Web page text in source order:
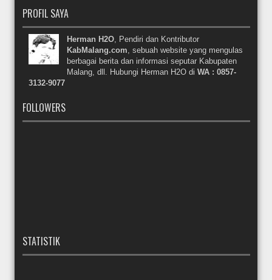
PROFIL SAYA
Herman H2O, Pendiri dan Kontributor
KabMalang.com, sebuah website yang mengulas
berbagai berita dan informasi seputar Kabupaten
Malang, dll. Hubungi Herman H2O di WA : 0857-
3132-9077
FOLLOWERS
STATISTIK